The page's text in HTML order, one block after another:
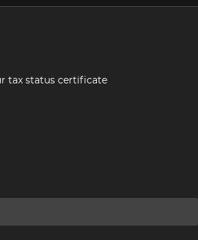
tax status certificate